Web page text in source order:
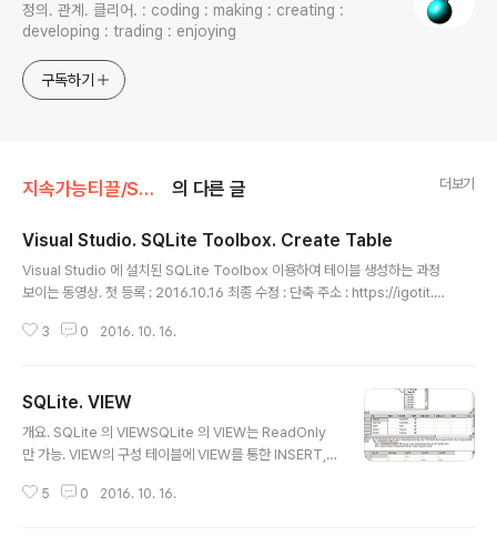
정의. 관계. 클리어. : coding : making : creating :
developing : trading : enjoying
구독하기
지속가능티끌/SQL. 데이터베이스 의 다른 글 더보기
Visual Studio. SQLite Toolbox. Create Table
Visual Studio 에 설치된 SQLite Toolbox 이용하여 테이블 생성하는 과정
보이는 동영상. 첫 등록 : 2016.10.16 최종 수정 : 단축 주소 : https://igotit.ti
3 0 2016. 10. 16.
SQLite. VIEW
개요. SQLite 의 VIEWSQLite 의 VIEW는 ReadOnly
만 가능. VIEW의 구성 테이블에 VIEW를 통한 INSERT,
L구문 -> http://www.sqlitetutorial.net/sqlite-crea
5 0 2016. 10. 16.